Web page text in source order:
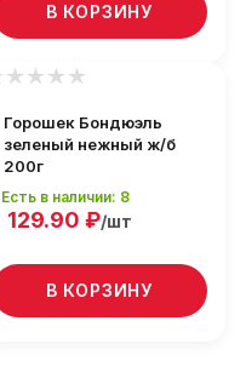
В КОРЗИНУ
Горошек Бондюэль
зеленый нежный ж/б
200г
Есть в наличии: 8
129.90 ₽/шт
В КОРЗИНУ